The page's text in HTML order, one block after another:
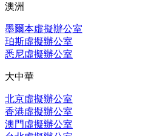
澳洲
墨爾本虛擬辦公室
珀斯虛擬辦公室
悉尼虛擬辦公室
大中華
北京虛擬辦公室
香港虛擬辦公室
澳門虛擬辦公室